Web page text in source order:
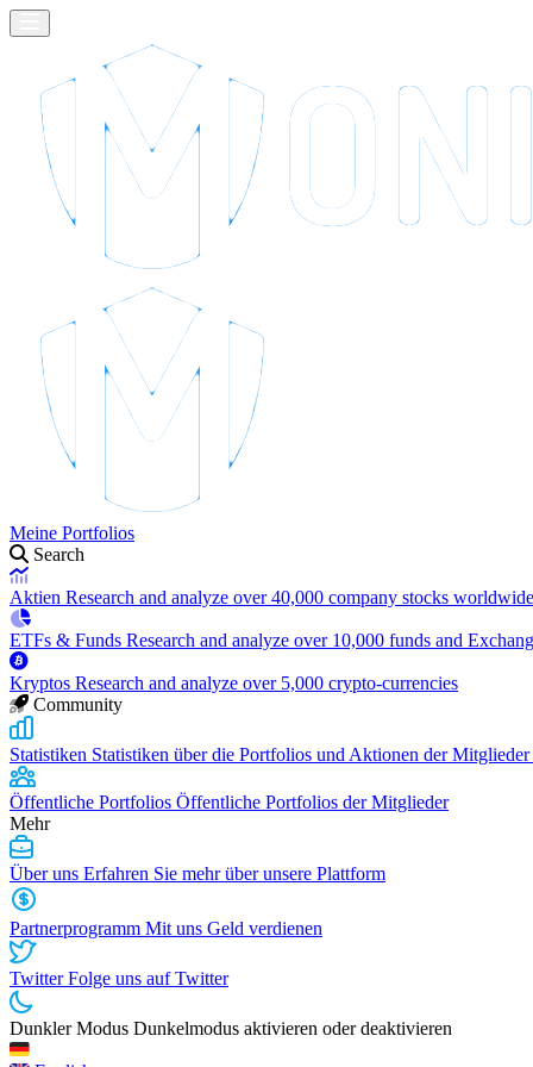
Meine Portfolios
Search
Aktien Research and analyze over 40,000 company stocks worldwide
ETFs & Funds Research and analyze over 10,000 funds and
Kryptos Research and analyze over 5,000 crypto-currencies
Community
Statistiken Statistiken über die Portfolios und Aktionen der
Öffentliche Portfolios Öffentliche Portfolios der Mitglieder
Mehr
Über uns Erfahren Sie mehr über unsere Plattform
Partnerprogramm Mit uns Geld verdienen
TwitterFolge uns auf Twitter
Dunkler Modus Dunkelmodus aktivieren oder deaktivieren